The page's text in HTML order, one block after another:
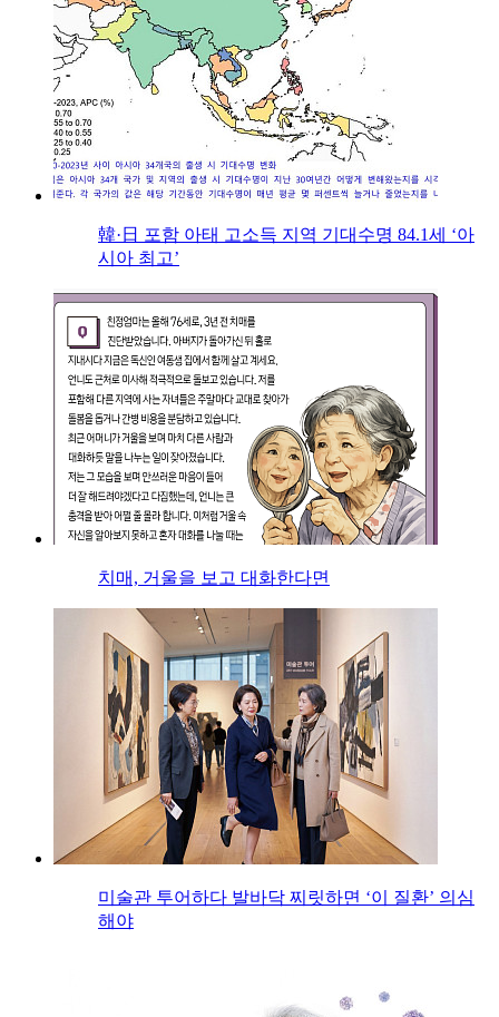
韓·日 포함 아태 고소득 지역 기대수명 84.1세 ‘아
시아 최고’
치매, 거울을 보고 대화한다면
미술관 투어하다 발바닥 찌릿하면 ‘이 질환’ 의심
해야